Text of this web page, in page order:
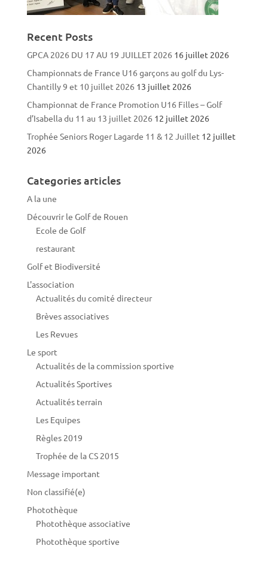
Recent Posts
GPCA 2026 DU 17 AU 19 JUILLET 2026 16 juillet 2026
Championnats de France U16 garçons au golf du Lys-
Chantilly 9 et 10 juillet 2026 13 juillet 2026
Championnat de France Promotion U16 Filles – Golf
d’Isabella du 11 au 13 juillet 2026 12 juillet 2026
Trophée Seniors Roger Lagarde 11 & 12 Juillet 12 juillet
2026
Categories articles
A la une
Découvrir le Golf de Rouen
Ecole de Golf
restaurant
Golf et Biodiversité
L'association
Actualités du comité directeur
Brèves associatives
Les Revues
Le sport
Actualités de la commission sportive
Actualités Sportives
Actualités terrain
Les Equipes
Règles 2019
Trophée de la CS 2015
Message important
Non classifié(e)
Photothèque
Photothèque associative
Photothèque sportive